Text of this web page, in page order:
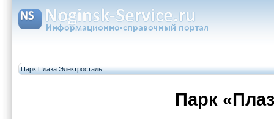
Парк Плаза Электросталь
Парк